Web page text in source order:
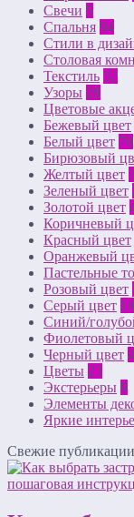
Свечи 5
Спальня 94
Стили в
Столовая
Текстиль 32
Узоры 28
Цветовые
Бежевый цвет
Белый цвет 70
Бирюзовый
Желтый цвет
Зеленый цвет
Золотой цвет
Коричневый
Красный цвет
Оранжевый
Пастельные
Розовый цвет
Серый цвет 18
Синий/
Фиолетовый
Черный цвет
Цветы 23
Экстерьеры 9
Элементы
Яркие
Свежие публикации